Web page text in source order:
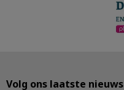
Volg ons laatste nieuws